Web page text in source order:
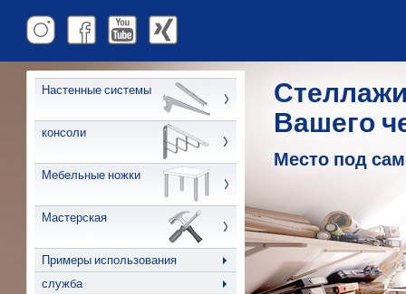
Настенные системы
консоли
Мебельные ножки
Мастерская
Примеры использования
служба
Вашего
Место под